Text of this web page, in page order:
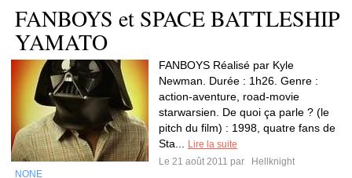
FANBOYS et SPACE BATTLESHIP
YAMATO
FANBOYS Réalisé par Kyle
Newman. Durée : 1h26. Genre :
action-aventure, road-movie
starwarsien. De quoi ça parle ? (le
pitch du film) : 1998, quatre fans de
Sta...
Lire la suite
Le 21 août 2011 par
Hellknight
NONE